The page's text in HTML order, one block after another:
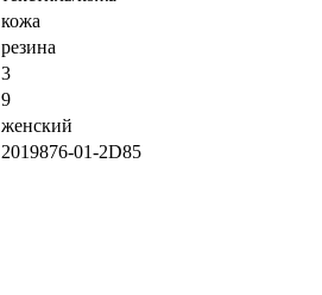
кожа
резина
3
9
женский
2019876-01-2D85